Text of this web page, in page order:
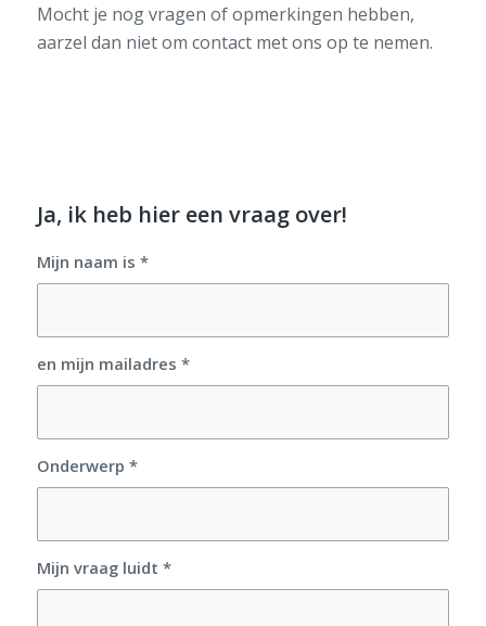
Mocht je nog vragen of opmerkingen hebben,
aarzel dan niet om contact met ons op te nemen.
Ja, ik heb hier een vraag over!
Mijn naam is *
en mijn mailadres *
Onderwerp *
Mijn vraag luidt *